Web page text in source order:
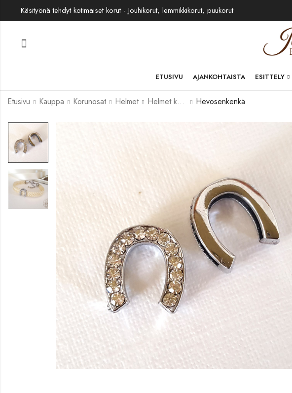
Käsityönä tehdyt kotimaiset korut - Jouhikorut, lemmikkikorut, puukorut
ETUSIVU AJANKOHTAISTA ESITTELY
Etusivu Kauppa Korunosat Helmet Helmet korumetallia Hevosenkenkä